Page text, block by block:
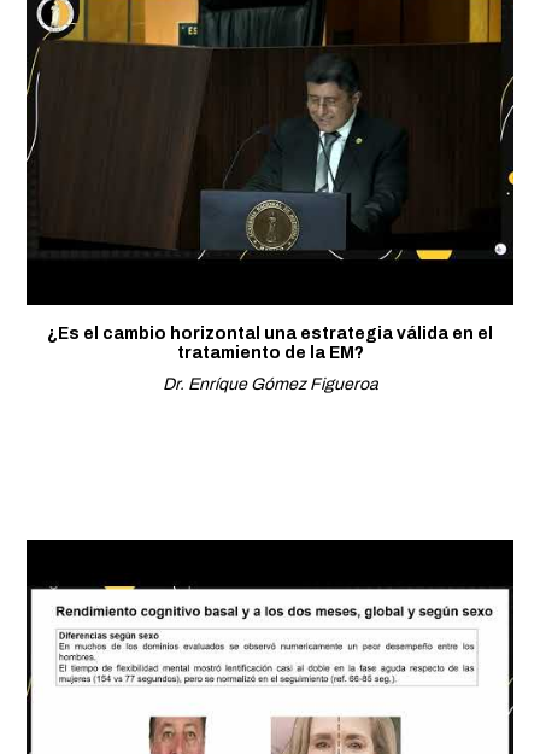
¿Es el cambio horizontal una estrategia válida en el
tratamiento de la EM?
Dr. Enríque Gómez Figueroa